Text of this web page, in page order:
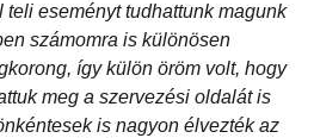
eseményt tudhattunk magunk
számomra is különösen
így külön öröm volt, hogy
meg a szervezési oldalát is
is nagyon élvezték az